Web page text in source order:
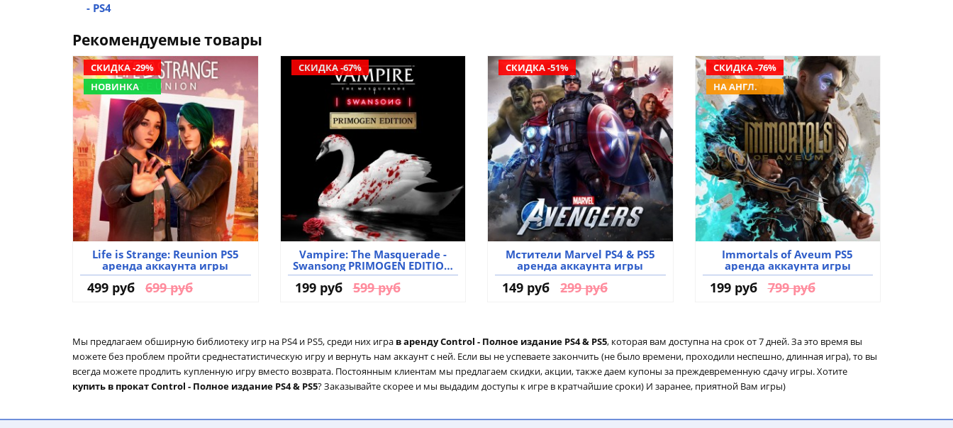
- PS4
Рекомендуемые товары
СКИДКА -29%
НОВИНКА
Life is Strange: Reunion PS5
аренда аккаунта игры
499 руб 699 руб
СКИДКА -67%
Vampire: The Masquerade -
Swansong PRIMOGEN EDITION
PS4 & PS5 аренда аккаунта
игры
199 руб 599 руб
СКИДКА -51%
Мстители Marvel PS4 & PS5
аренда аккаунта игры
149 руб 299 руб
СКИДКА -76%
НА АНГЛ.
Immortals of Aveum PS5
аренда аккаунта игры
199 руб 799 руб
Мы предлагаем обширную библиотеку игр на PS4 и PS5, среди них игра в аренду Control - Полное издание PS4 & PS5, которая вам доступна на срок от 7 дней. За это время вы
можете без проблем пройти среднестатистическую игру и вернуть нам аккаунт с ней. Если вы не успеваете закончить (не было времени, проходили неспешно, длинная игра), то вы
всегда можете продлить купленную игру вместо возврата. Постоянным клиентам мы предлагаем скидки, акции, также даем купоны за преждевременную сдачу игры. Хотите
купить в прокат Control - Полное издание PS4 & PS5? Заказывайте скорее и мы выдадим доступы к игре в кратчайшие сроки) И заранее, приятной Вам игры)